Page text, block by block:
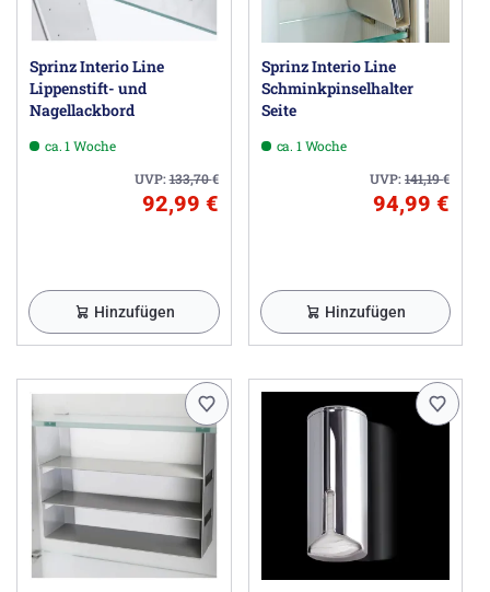
Sprinz Interio Line
Lippenstift- und
Nagellackbord
ca. 1 Woche
UVP:133,70€
92,99 €
Hinzufügen
Sprinz Interio Line
Schminkpinselhalter
Seite
ca. 1 Woche
UVP:141,19€
94,99 €
Hinzufügen